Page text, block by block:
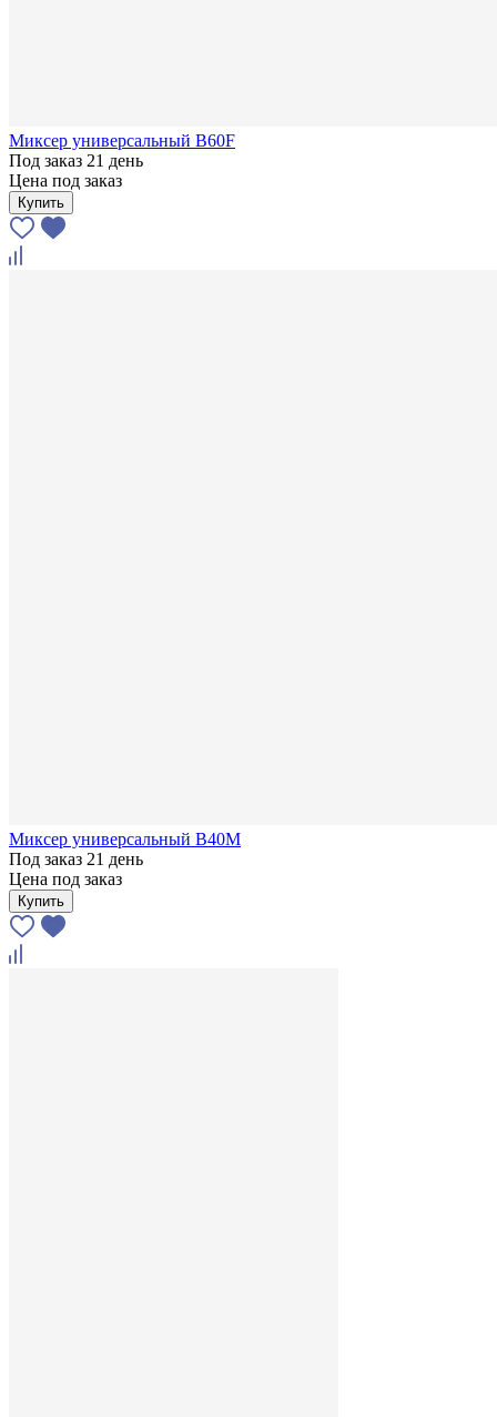
Миксер универсальный В60F
Под заказ 21 день
Цена под заказ
Купить
Миксер универсальный В40М
Под заказ 21 день
Цена под заказ
Купить